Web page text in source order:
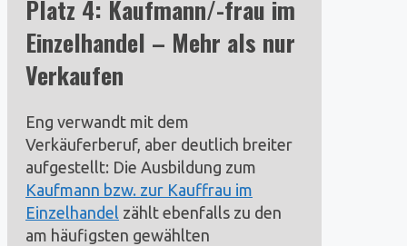
Platz 4: Kaufmann/-frau im
Einzelhandel – Mehr als nur
Verkaufen
Eng verwandt mit dem
Verkäuferberuf, aber deutlich breiter
aufgestellt: Die Ausbildung zum
Kaufmann bzw. zur Kauffrau im
Einzelhandel zählt ebenfalls zu den
am häufigsten gewählten